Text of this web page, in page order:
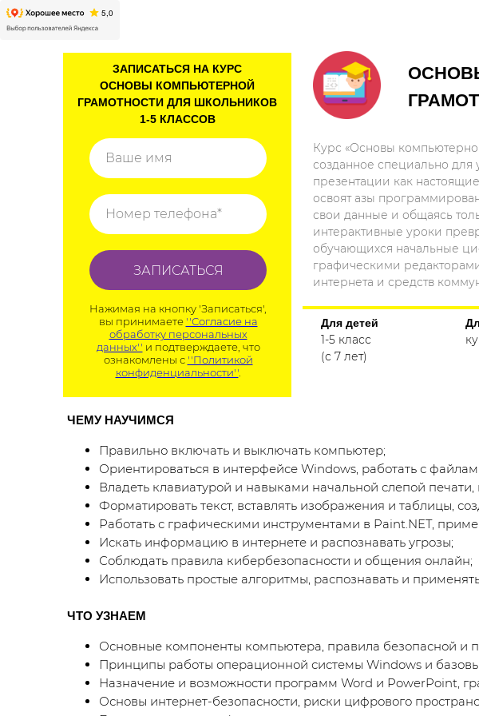
ЗАПИСАТЬСЯ НА КУРС
ОСНОВЫ КОМПЬЮТЕРНОЙ
ГРАМОТНОСТИ ДЛЯ ШКОЛЬНИКОВ
1-5 КЛАССОВ
Курс «Основы
созданное специально для
презентации как
освоят азы
свои данные и общаясь
интерактивные уроки
обучающихся начальные
графическими
интернета и средств
Для детей
1-5 класс
(с 7 лет)
ЧЕМУ НАУЧИМСЯ
Правильно включать и выключать компьютер;
Ориентироваться в интерфейсе Windows, работать с
Владеть клавиатурой и навыками начальной слепой
Форматировать текст, вставлять изображения и таблицы,
Работать с графическими инструментами в Paint.NET,
Искать информацию в интернете и распознавать угрозы;
Соблюдать правила кибербезопасности и общения онлайн;
Использовать простые алгоритмы, распознавать и
ЧТО УЗНАЕМ
Основные компоненты компьютера, правила безопасной и
Принципы работы операционной системы Windows и
Назначение и возможности программ Word и PowerPoint,
Основы интернет-безопасности, риски цифрового
Ваше имя
Номер телефона*
ЗАПИСАТЬСЯ
Нажимая на кнопку 'Записаться',
вы принимаете ''Согласие на
обработку персональных
данных'' и подтверждаете, что
ознакомлены с ''Политикой
конфиденциальности''.